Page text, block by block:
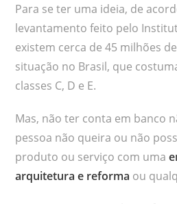
Para se ter uma ideia, de
levantamento feito pelo
existem cerca de 45 milhões
situação no Brasil, que
classes C, D e E.
Mas, não ter conta em banco
pessoa não queira ou não
produto ou serviço com uma
arquitetura e reforma ou